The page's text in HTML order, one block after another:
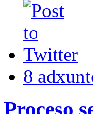
8
Proceso